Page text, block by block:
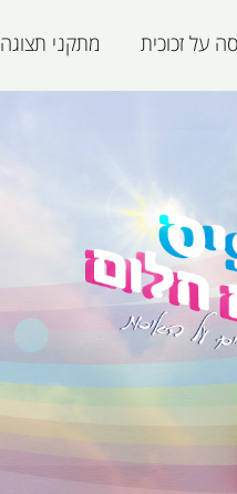
על זכוכית מתקני תצוגה